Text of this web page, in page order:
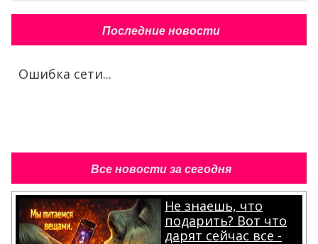
Последние новости
Ошибка сети...
Все новости за сегодня
Не знаешь, что
подарить? Вот что
дарят сейчас все -